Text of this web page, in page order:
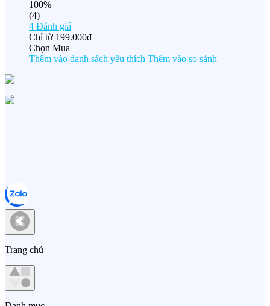
100%
(4)
4 Đánh giá
Chỉ từ 199.000đ
Chọn Mua
Thêm vào danh sách yêu thích Thêm vào so sánh
Trang chủ